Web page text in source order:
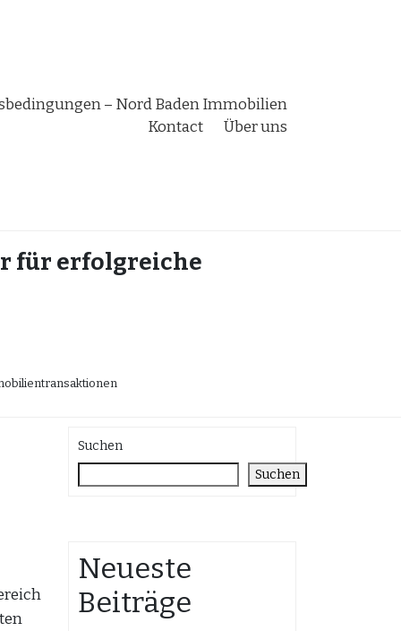
– Nord Baden Immobilien
Kontact
Über uns
für erfolgreiche
Suchen
Suchen
Neueste
Beiträge